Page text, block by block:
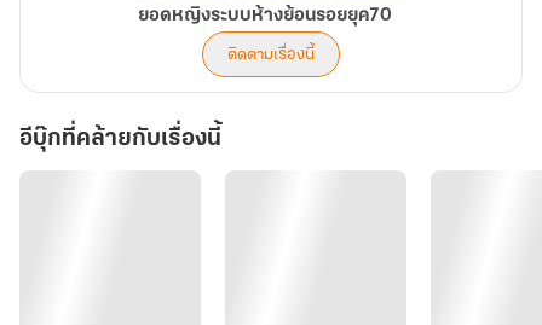
ยอดหญิงระบบห้างย้อนรอยยุค70
ติดตามเรื่องนี้
อีบุ๊กที่คล้ายกับเรื่องนี้